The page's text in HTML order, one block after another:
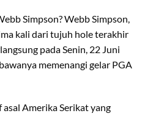
Simpson? Webb Simpson,
kali dari tujuh hole terakhir
pada Senin, 22 Juni
memenangi gelar PGA
Amerika Serikat yang